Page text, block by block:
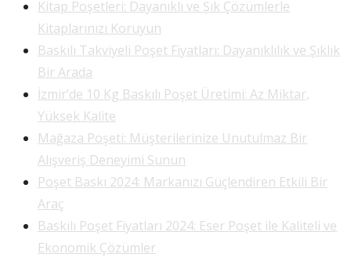
Kitap Poşetleri: Dayanıklı ve Şık Çözümlerle
Kitaplarınızı Koruyun
Baskılı Takviyeli Poşet Fiyatları: Dayanıklılık ve Şıklık
Bir Arada
İzmir’de 10 Kg Baskılı Poşet Üretimi: Az Miktar,
Yüksek Kalite
Mağaza Poşeti: Müşterilerinize Unutulmaz Bir
Alışveriş Deneyimi Sunun
Poşet Baskı 2024: Markanızı Güçlendiren Etkili Bir
Araç
Baskılı Poşet Fiyatları 2024: Eser Poşet ile Kaliteli ve
Ekonomik Çözümler